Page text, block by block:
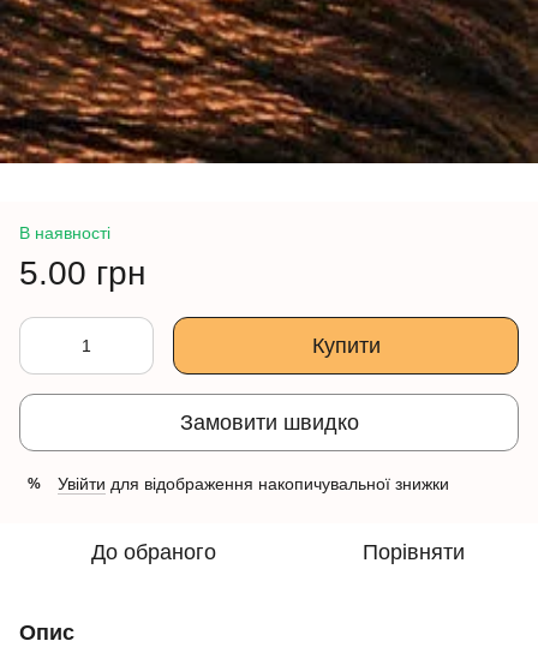
В наявності
5.00 грн
Купити
Замовити швидко
% Увійти для відображення накопичувальної знижки
До обраного Порівняти
Опис